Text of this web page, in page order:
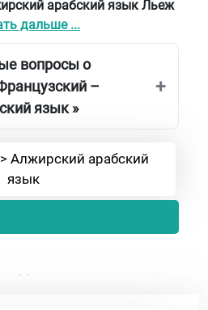
арабский язык Льеж
дальше ...
вопросы о
–
язык »
Алжирский арабский
язык